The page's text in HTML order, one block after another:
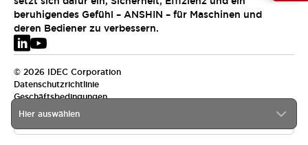
Hier auswählen
beruhigendes Gefühl – ANSHIN – für Maschinen und
deren Bediener zu verbessern.
© 2026 IDEC Corporation
Datenschutzrichtlinie
Geschäftsbedingungen
EMEA